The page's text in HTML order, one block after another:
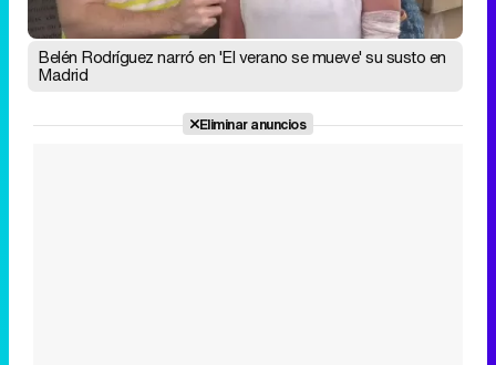
Belén Rodríguez narró en 'El verano se mueve' su susto en
Madrid
Eliminar anuncios